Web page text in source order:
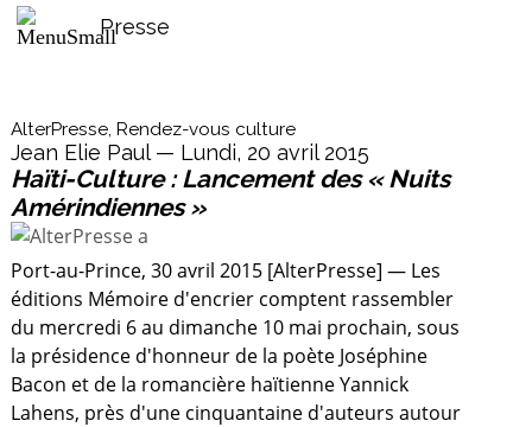
AlterPresse, Rendez-vous culture
Jean Elie Paul — Lundi, 20 avril 2015
Haïti-Culture : Lancement des « Nuits
Amérindiennes »
Port-au-Prince, 30 avril 2015 [AlterPresse] — Les
éditions Mémoire d'encrier comptent rassembler
du mercredi 6 au dimanche 10 mai prochain, sous
la présidence d'honneur de la poète Joséphine
Bacon et de la romancière haïtienne Yannick
Lahens, près d'une cinquantaine d'auteurs autour
Presse